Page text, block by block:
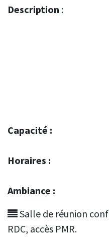
Description :
Capacité :
Horaires :
Ambiance :
Salle de réunion
RDC, accès PMR.